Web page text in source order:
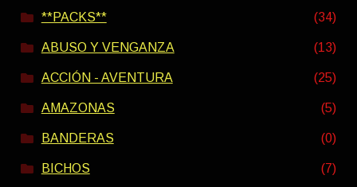
**PACKS** (34)
ABUSO Y VENGANZA (13)
ACCIÓN - AVENTURA (25)
AMAZONAS (5)
BANDERAS (0)
BICHOS (7)